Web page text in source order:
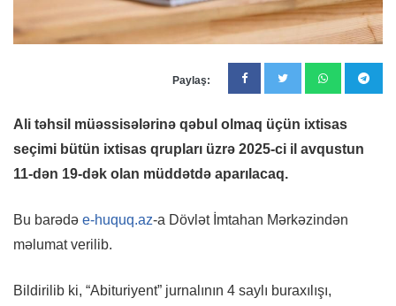
Paylaş:
Ali təhsil müəssisələrinə qəbul olmaq üçün ixtisas
seçimi bütün ixtisas qrupları üzrə 2025‑ci il avqustun
11-dən 19-dək olan müddətdə aparılacaq.
Bu barədə e-huquq.az-a Dövlət İmtahan Mərkəzindən
məlumat verilib.
Bildirilib ki, “Abituriyent” jurnalının 4 saylı buraxılışı,